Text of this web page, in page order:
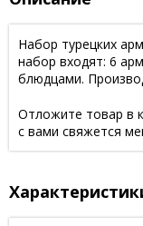
Набор турецких
набор входят: 6
блюдцами.
Отложите товар в
с вами свяжется